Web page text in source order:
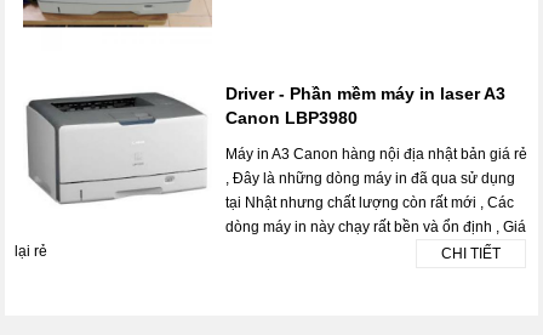
Driver - Phần mềm máy in laser A3
Canon LBP3980
Máy in A3 Canon hàng nội địa nhật bản giá rẻ
, Đây là những dòng máy in đã qua sử dụng
tại Nhật nhưng chất lượng còn rất mới , Các
dòng máy in này chạy rất bền và ổn định , Giá
lại rẻ
CHI TIẾT